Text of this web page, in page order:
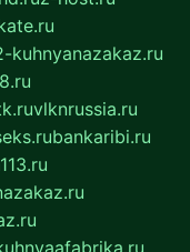
kuhnyanazakaz.ru
vlknrussia.ru
bankaribi.ru